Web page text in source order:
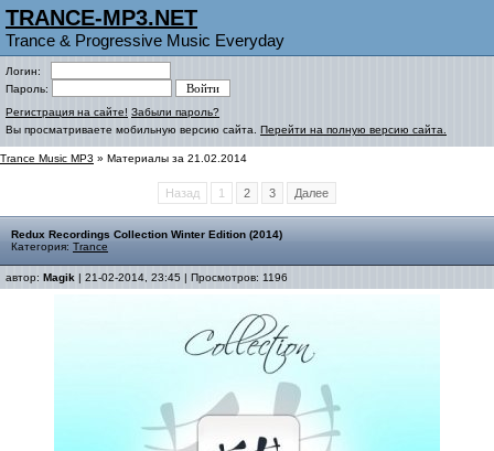
TRANCE-MP3.NET
Trance & Progressive Music Everyday
Логин:
Пароль:
Регистрация на сайте! Забыли пароль?
Вы просматриваете мобильную версию сайта. Перейти на полную версию сайта.
Trance Music MP3 » Материалы за 21.02.2014
Назад 1 2 3 Далее
Redux Recordings Collection Winter Edition (2014)
Категория: Trance
автор: Magik | 21-02-2014, 23:45 | Просмотров: 1196